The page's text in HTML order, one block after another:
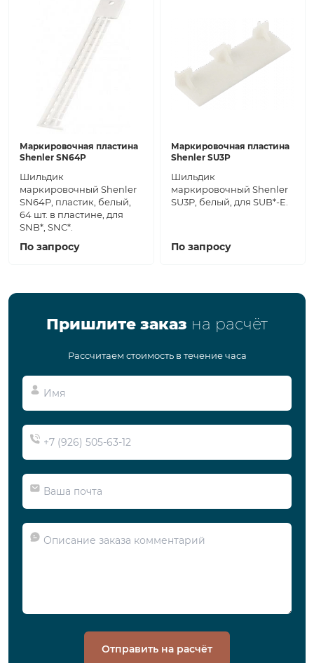
Маркировочная пластина
Shenler SN64P
Шильдик
маркировочный Shenler
SN64P, пластик, белый,
64 шт. в пластине, для
SNB*, SNC*.
По запросу
Маркировочная пластина
Shenler SU3P
Шильдик
маркировочный Shenler
SU3P, белый, для SUB*-E.
По запросу
Пришлите заказ на расчёт
Рассчитаем стоимость в течение часа
Отправить на расчёт